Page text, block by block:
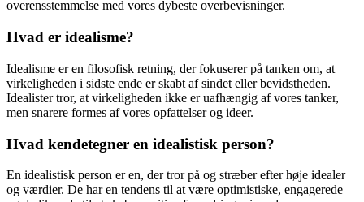
overensstemmelse med vores dybeste overbevisninger.
Hvad er idealisme?
Idealisme er en filosofisk retning, der fokuserer på tanken om, at
virkeligheden i sidste ende er skabt af sindet eller bevidstheden.
Idealister tror, at virkeligheden ikke er uafhængig af vores tanker,
men snarere formes af vores opfattelser og ideer.
Hvad kendetegner en idealistisk person?
En idealistisk person er en, der tror på og stræber efter høje idealer
og værdier. De har en tendens til at være optimistiske, engagerede